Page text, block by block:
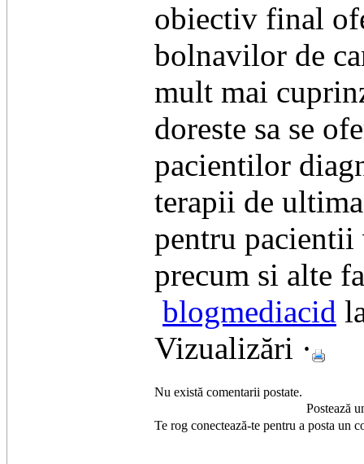
obiectiv final
bolnavilor de
mult mai
doreste sa se
pacientilor
terapii de
pentru
precum si alte
blogmediacid
Vizualizări ·
Nu există comentarii postate.
Postează
Te rog conectează-te pentru a posta un